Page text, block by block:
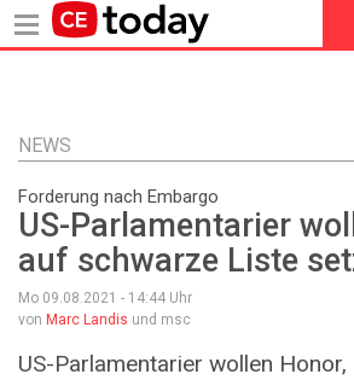
Inhalt
NEWS
Forderung nach Embargo
US-Parlamentarier
auf schwarze Liste
Mo 09.08.2021 - 14:44 Uhr
von Marc Landis und msc
US-Parlamentarier wollen